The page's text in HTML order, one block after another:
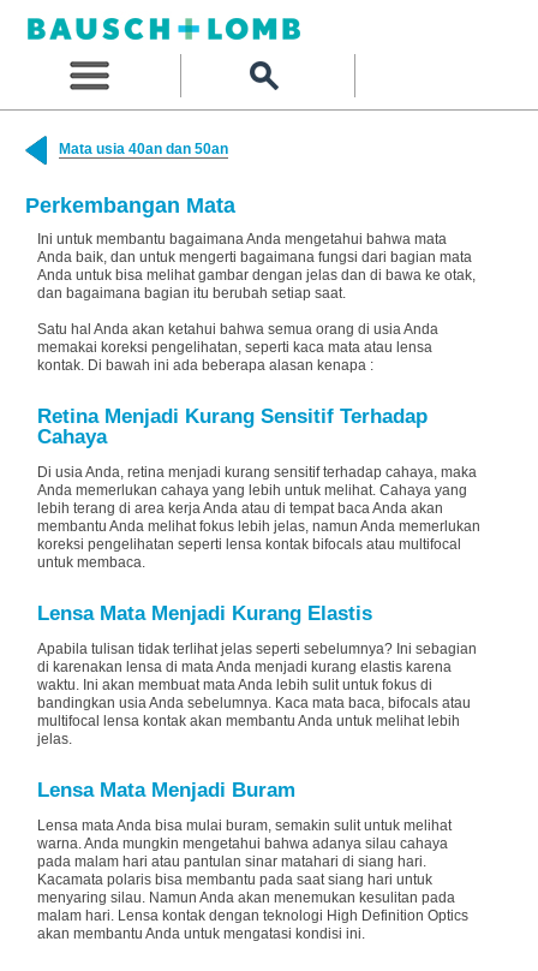
Mata usia 40an dan 50an
Perkembangan Mata
Ini untuk membantu bagaimana Anda mengetahui bahwa mata
Anda baik, dan untuk mengerti bagaimana fungsi dari bagian mata
Anda untuk bisa melihat gambar dengan jelas dan di bawa ke otak,
dan bagaimana bagian itu berubah setiap saat.
Satu hal Anda akan ketahui bahwa semua orang di usia Anda
memakai koreksi pengelihatan, seperti kaca mata atau lensa
kontak. Di bawah ini ada beberapa alasan kenapa :
Retina Menjadi Kurang Sensitif Terhadap
Cahaya
Di usia Anda, retina menjadi kurang sensitif terhadap cahaya, maka
Anda memerlukan cahaya yang lebih untuk melihat. Cahaya yang
lebih terang di area kerja Anda atau di tempat baca Anda akan
membantu Anda melihat fokus lebih jelas, namun Anda memerlukan
koreksi pengelihatan seperti lensa kontak bifocals atau multifocal
untuk membaca.
Lensa Mata Menjadi Kurang Elastis
Apabila tulisan tidak terlihat jelas seperti sebelumnya? Ini sebagian
di karenakan lensa di mata Anda menjadi kurang elastis karena
waktu. Ini akan membuat mata Anda lebih sulit untuk fokus di
bandingkan usia Anda sebelumnya. Kaca mata baca, bifocals atau
multifocal lensa kontak akan membantu Anda untuk melihat lebih
jelas.
Lensa Mata Menjadi Buram
Lensa mata Anda bisa mulai buram, semakin sulit untuk melihat
warna. Anda mungkin mengetahui bahwa adanya silau cahaya
pada malam hari atau pantulan sinar matahari di siang hari.
Kacamata polaris bisa membantu pada saat siang hari untuk
menyaring silau. Namun Anda akan menemukan kesulitan pada
malam hari. Lensa kontak dengan teknologi High Definition Optics
akan membantu Anda untuk mengatasi kondisi ini.